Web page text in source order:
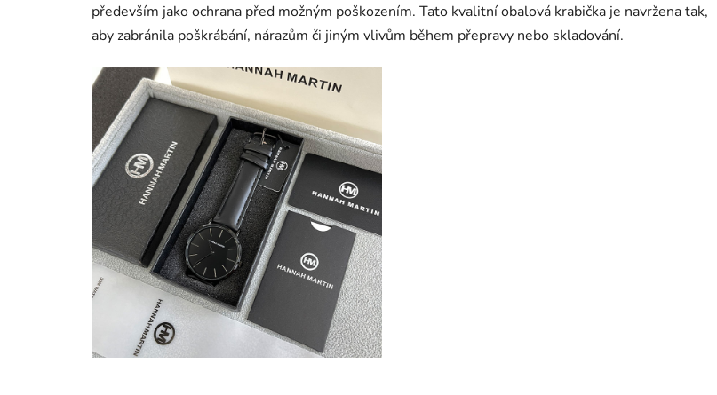
především jako ochrana před možným poškozením. Tato kvalitní obalová krabička je navržena tak,
aby zabránila poškrábání, nárazům či jiným vlivům během přepravy nebo skladování.